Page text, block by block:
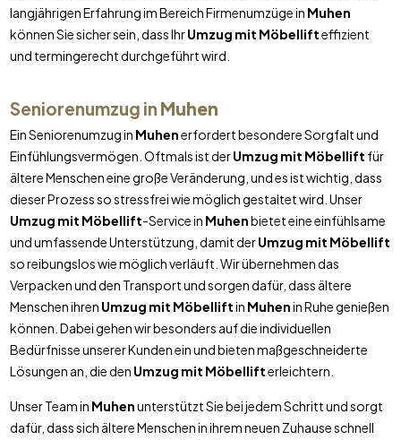
langjährigen Erfahrung im Bereich Firmenumzüge in Muhen
können Sie sicher sein, dass IhrUmzug mit Möbellifteffizient
und termingerecht durchgeführt wird.
Seniorenumzug in Muhen
Ein Seniorenumzug in Muhenerfordert besondere Sorgfalt und
Einfühlungsvermögen. Oftmals ist derUmzug mit Möbellift für
ältere Menschen eine große Veränderung, und es ist wichtig, dass
dieser Prozess so stressfrei wie möglich gestaltet wird. Unser
Umzug mit Möbellift-Service in Muhenbietet eine einfühlsame
und umfassende Unterstützung, damit derUmzug mit Möbellift
so reibungslos wie möglich verläuft. Wir übernehmen das
Verpacken und den Transport und sorgen dafür, dass ältere
Menschen ihren Umzug mit Möbelliftin Muhenin Ruhe genießen
können. Dabei gehen wir besonders auf die individuellen
Bedürfnisse unserer Kunden ein und bieten maßgeschneiderte
Lösungen an, die den Umzug mit Möbellifterleichtern.
Unser Team in Muhenunterstützt Sie bei jedem Schritt und sorgt
dafür, dass sich ältere Menschen in ihrem neuen Zuhause schnell